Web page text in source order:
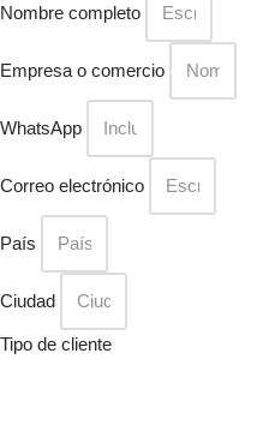
Nombre completo
Empresa o comercio
WhatsApp
Correo electrónico
País
Ciudad
Tipo de cliente